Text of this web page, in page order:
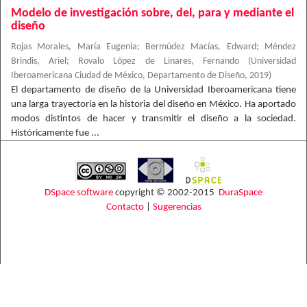
Modelo de investigación sobre, del, para y mediante el
diseño
Rojas Morales, María Eugenia; Bermúdez Macías, Edward;
Méndez
Brindis, Ariel ; Rovalo López de Linares, Fernando (Universidad
Iberoamericana Ciudad de México, Departamento de Diseño, 2019)
El departamento de diseño de la Universidad Iberoamericana tiene
una larga trayectoria en la historia del diseño en México. Ha aportado
modos distintos de hacer y transmitir el diseño a la sociedad.
Históricamente fue ...
DSpace software copyright © 2002-2015 DuraSpace
Contacto| Sugerencias